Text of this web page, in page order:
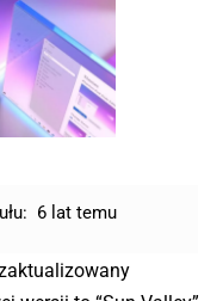
6 lat temu